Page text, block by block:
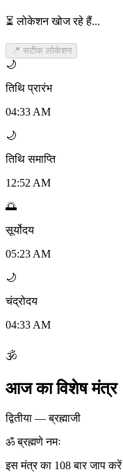
⏳ लोकेशन खोज रहे हैं...
📍 सटीक लोकेशन
🌙
तिथि प्रारंभ
04:33 AM
🌙
तिथि समाप्ति
12:52 AM
🌅
सूर्योदय
05:23 AM
🌙
चंद्रोदय
04:33 AM
🕉
आज का विशेष मंत्र
द्वितीया —ब्रह्माजी
ॐ ब्रह्मणे नमः
इस मंत्र का 108 बार जाप